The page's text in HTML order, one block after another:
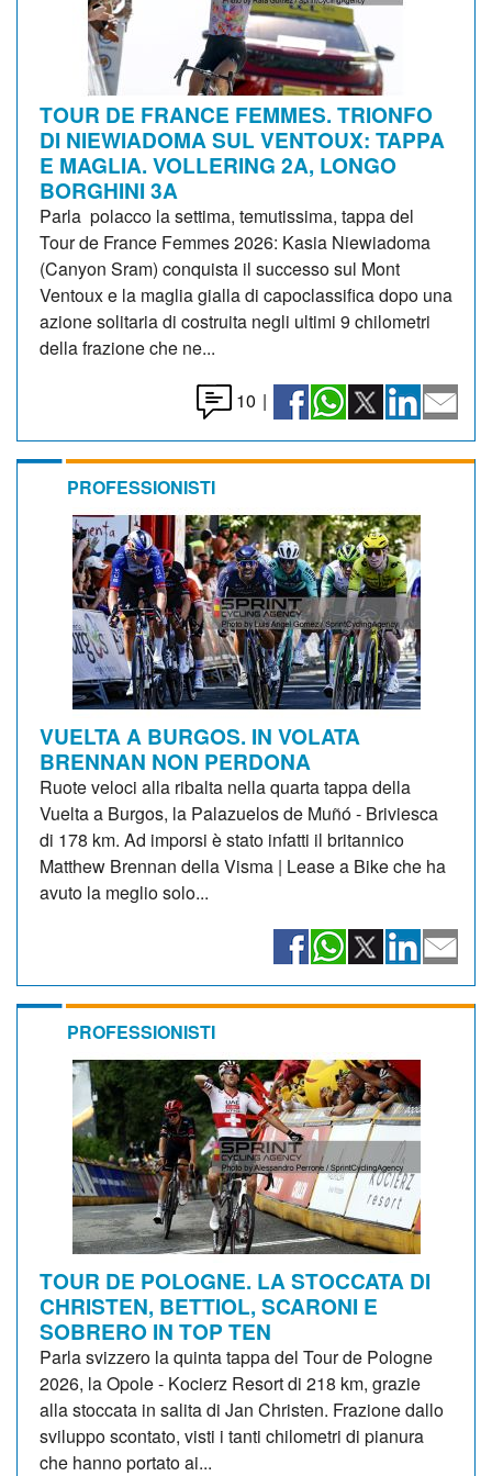
TOUR DE FRANCE FEMMES. TRIONFO
DI NIEWIADOMA SUL VENTOUX: TAPPA
E MAGLIA. VOLLERING 2A, LONGO
BORGHINI 3A
Parla polacco la settima, temutissima, tappa del
Tour de France Femmes 2026: Kasia Niewiadoma
(Canyon Sram) conquista il successo sul Mont
Ventoux e la maglia gialla di capoclassifica dopo una
azione solitaria di costruita negli ultimi 9 chilometri
della frazione che ne...
10 |
PROFESSIONISTI
VUELTA A BURGOS. IN VOLATA
BRENNAN NON PERDONA
Ruote veloci alla ribalta nella quarta tappa della
Vuelta a Burgos, la Palazuelos de Muñó - Briviesca
di 178 km. Ad imporsi è stato infatti il britannico
Matthew Brennan della Visma | Lease a Bike che ha
avuto la meglio solo...
PROFESSIONISTI
TOUR DE POLOGNE. LA STOCCATA DI
CHRISTEN, BETTIOL, SCARONI E
SOBRERO IN TOP TEN
Parla svizzero la quinta tappa del Tour de Pologne
2026, la Opole - Kocierz Resort di 218 km, grazie
alla stoccata in salita di Jan Christen. Frazione dallo
sviluppo scontato, visti i tanti chilometri di pianura
che hanno portato ai...